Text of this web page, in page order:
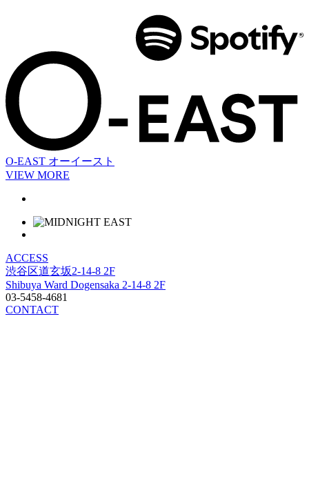
O-EAST オーイースト
VIEW MORE
ACCESS
渋谷区道玄坂2-14-8 2F
Shibuya Ward Dogensaka 2-14-8 2F
03-5458-4681
CONTACT